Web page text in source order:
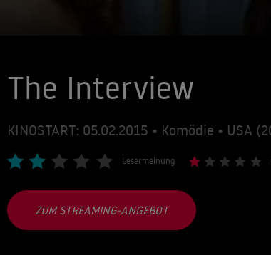
The Interview
KINOSTART: 05.02.2015 • Komödie • USA
Lesermeinung
ZUM STREAMING-ANGEBOT